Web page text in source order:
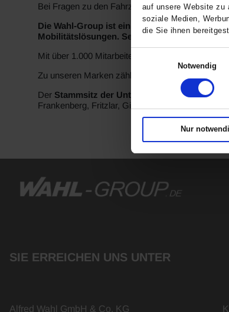
auf unsere Website zu
soziale Medien,
die Sie ihnen
Einwilligungsauswahl
Notwendig
Nur
Bei Fragen zu den Fahrzeugen rufen Sie uns
Die Wahl-Group ist ein echter Vorreiter in
Mobilitätslösungen. Seit mehr als 125
Mit über 1.000 Mitarbeitern gehören wir zu den
Zu unseren Marken zählen Alfa Romeo, BMW
Der Stammsitz der Unternehmensgruppe ist in
Frankenberg, Fritzlar, Gießen, Kassel, Koblenz,
SIE ERREICHEN UNS UNTER
Alfred Wahl GmbH & Co. KG